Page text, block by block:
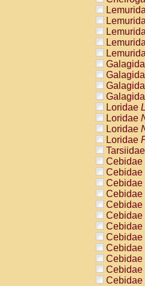
Loridae
Loridae
Loridae
Loridae
Tarsiidae
Cebidae
Cebidae
Cebidae
Cebidae
Cebidae
Cebidae
Cebidae
Cebidae
Cebidae
Cebidae
Cebidae
Cebidae